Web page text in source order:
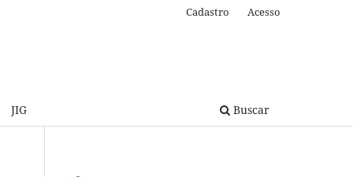
JIG Buscar
Cadastro Acesso